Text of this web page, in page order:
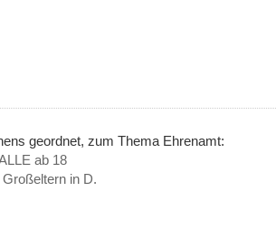
geordnet, zum Thema Ehrenamt:
ab 18
in D.